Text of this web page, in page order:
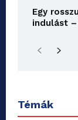
Egy
indulást
Témák